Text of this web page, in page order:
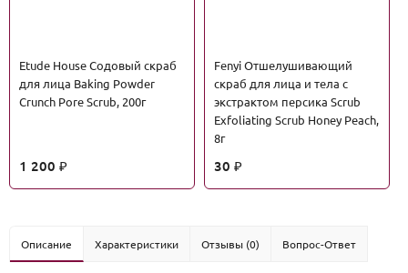
Etude House Содовый скраб
для лица Baking Powder
Crunch Pore Scrub, 200г
1 200 ₽
Fenyi Отшелушивающий
скраб для лица и тела с
экстрактом персика Scrub
Exfoliating Scrub Honey Peach,
8г
30 ₽
Описание Характеристики Отзывы (0) Вопрос-Ответ